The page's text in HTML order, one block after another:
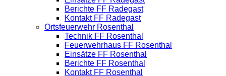
Berichte FF Radegast
Kontakt FF Radegast
Ortsfeuerwehr Rosenthal
Technik FF Rosenthal
Feuerwehrhaus FF Rosenthal
Einsätze FF Rosenthal
Berichte FF Rosenthal
Kontakt FF Rosenthal